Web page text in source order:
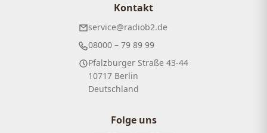
Kontakt
service@radiob2.de
08000 – 79 89 99
Pfalzburger Straße 43-44
10717 Berlin
Deutschland
Folge uns